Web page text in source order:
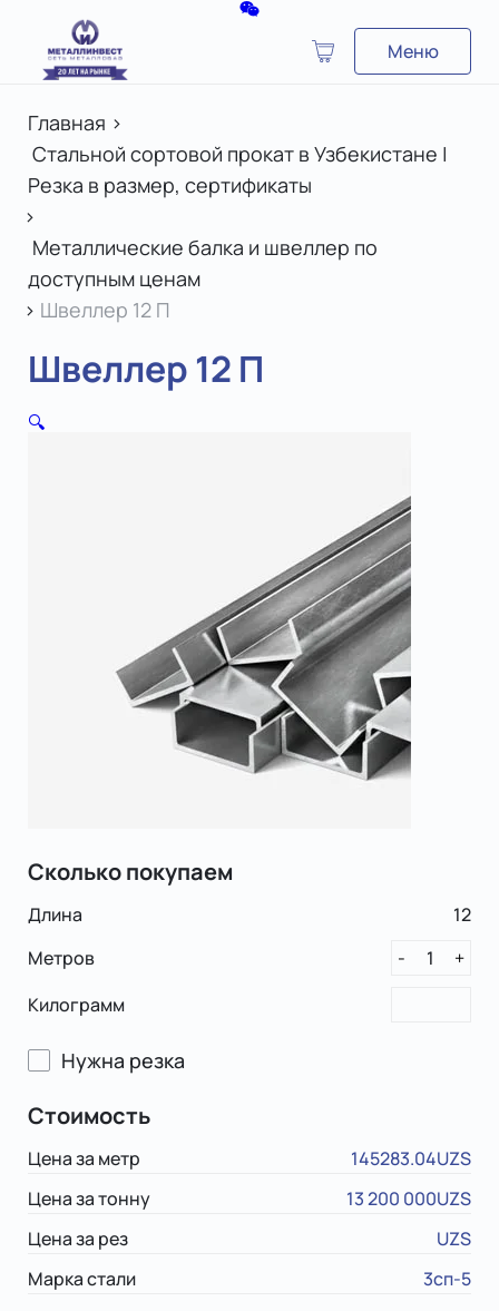
Меню
Главная >
Стальной сортовой прокат в Узбекистане |
Резка в размер, сертификаты
>
Металлические балка и швеллер по
доступным ценам
> Швеллер 12 П
Швеллер 12 П
🔍
Сколько покупаем
Длина
12
Метров
- 1
+
Килограмм
Нужна резка
Стоимость
Цена за метр
145283.04UZS
Цена за тонну
13 200 000UZS
Цена за рез
UZS
Марка стали
3сп-5